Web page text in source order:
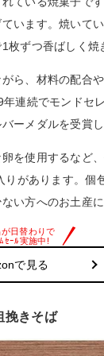
います。焼いて
枚ずつ香ばしく焼
ら、材料の配合
連続でモンドセ
ーメダルを受賞
を使用するなど
りがあります。個
い方へのお土産
で見る
挽きそば